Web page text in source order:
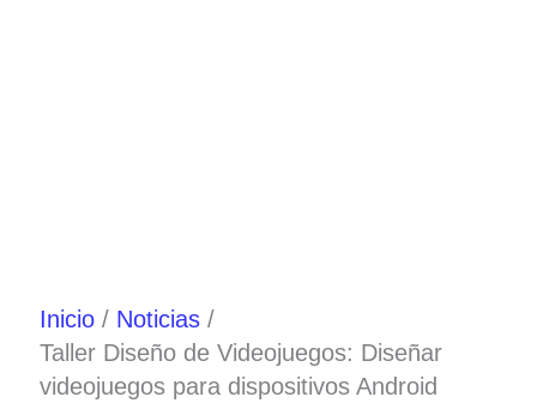
Inicio
Noticias
Taller Diseño de Videojuegos: Diseñar
videojuegos para dispositivos Android